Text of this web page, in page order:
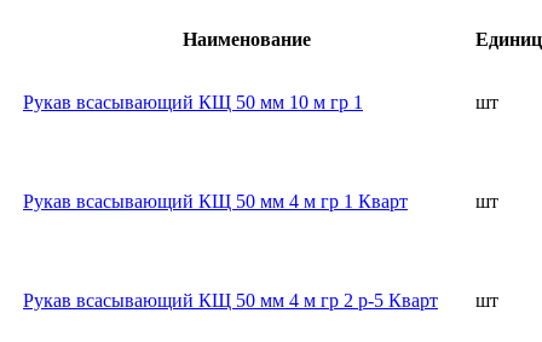
Наименование
Рукав всасывающий КЩ 50 мм 10 м гр 1 шт
Рукав всасывающий КЩ 50 мм 4 м гр 1 Кварт шт
Рукав всасывающий КЩ 50 мм 4 м гр 2 р-5 Кварт шт